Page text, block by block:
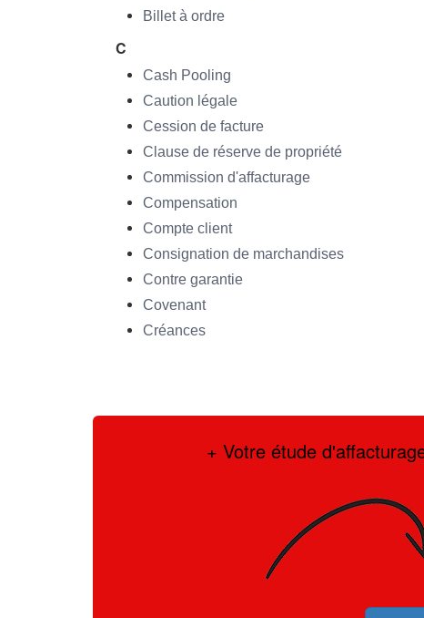
Billet à ordre
C
Cash Pooling
Caution légale
Cession de facture
Clause de réserve de propriété
Commission d'affacturage
Compensation
Compte client
Consignation de marchandises
Contre garantie
Covenant
Créances
+ Votre étude